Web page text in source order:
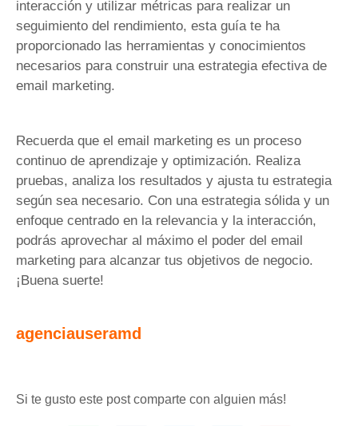
interacción y utilizar métricas para realizar un
seguimiento del rendimiento, esta guía te ha
proporcionado las herramientas y conocimientos
necesarios para construir una estrategia efectiva de
email marketing.
Recuerda que el email marketing es un proceso
continuo de aprendizaje y optimización. Realiza
pruebas, analiza los resultados y ajusta tu estrategia
según sea necesario. Con una estrategia sólida y un
enfoque centrado en la relevancia y la interacción,
podrás aprovechar al máximo el poder del email
marketing para alcanzar tus objetivos de negocio.
¡Buena suerte!
agenciauseramd
Si te gusto este post comparte con alguien más!